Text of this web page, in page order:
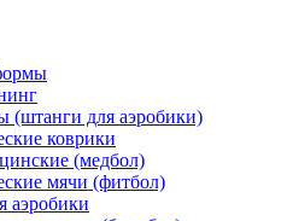
(штанги для аэробики)
коврики
(медбол)
мячи (фитбол)
аэробики